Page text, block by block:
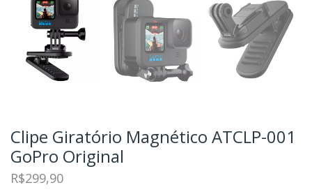
Clipe Giratório Magnético ATCLP-001
GoPro Original
R$299,90